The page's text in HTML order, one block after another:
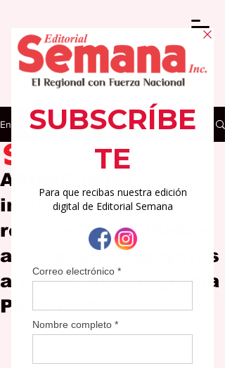
Entrada
ASUME lanza
iniciativa para
reforzar los cuidados
a los adultos mayores
a través del programa
PROSPERA
2 min de lectura